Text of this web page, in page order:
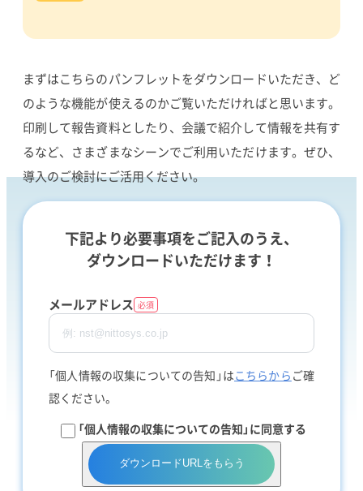
まずはこちらのパンフレットをダウンロードいただき、ど
のような機能が使えるのかご覧いただければと思います。
印刷して報告資料としたり、会議で紹介して情報を共有す
るなど、さまざまなシーンでご利用いただけます。ぜひ、
導入のご検討にご活用ください。
下記より必要事項をご記入のうえ、
ダウンロードいただけます！
メールアドレス 必須
「個人情報の収集についての告知」はこちらから ご確
認ください。
「個人情報の収集についての告知」に同意する
ダウンロードURLをもらう